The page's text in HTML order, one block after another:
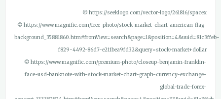
© https://seeklogo.com/vector-logo/261816/spacex
© https://www.magnific.com/free-photo/stock-market-chart-american-flag-
background_35881860.htm#fromView=search&page=1&position=4&uuid=81c3ffeb-
f829-4492-86d7-e211bea9fd32&query=stock+market+dollar
© https://www.magnific.com/premium-photo/closeup-benjamin-franklin-
face-usd-banknote-with-stock-market-chart-graph-currency-exchange-
global-trade-forex-